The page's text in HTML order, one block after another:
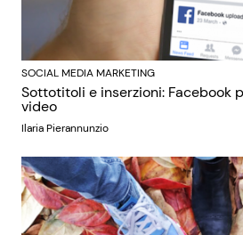
SOCIAL MEDIA MARKETING
Sottotitoli e inserzioni: Facebook
video
Ilaria Pierannunzio